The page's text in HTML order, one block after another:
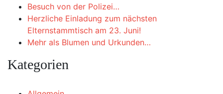
Besuch von der Polizei…
Herzliche Einladung zum nächsten
Elternstammtisch am 23. Juni!
Mehr als Blumen und Urkunden…
Kategorien